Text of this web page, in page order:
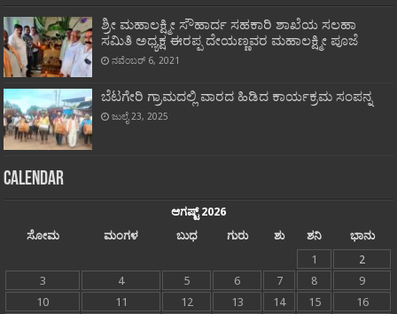
ಶ್ರೀ ಮಹಾಲಕ್ಷ್ಮೀ ಸೌಹಾರ್ದ ಸಹಕಾರಿ ಶಾಖೆಯ ಸಲಹಾ
ಸಮಿತಿ ಅಧ್ಯಕ್ಷ ಈರಪ್ಪ ದೇಯಣ್ಣವರ ಮಹಾಲಕ್ಷ್ಮೀ ಪೂಜೆ
ನವೆಂಬರ್ 6, 2021
ಬೆಟಗೇರಿ ಗ್ರಾಮದಲ್ಲಿ ವಾರದ ಹಿಡಿದ ಕಾರ್ಯಕ್ರಮ ಸಂಪನ್ನ
ಜುಲೈ 23, 2025
Calendar
ಆಗಷ್ಟ್ 2026
ಸೋಮ
ಮಂಗಳ ಬುಧ ಗುರು ಶು ಶನಿ
ಭಾನು
1
2
3
4 5 6 7 8
9
10
11 12 13 14 15 16